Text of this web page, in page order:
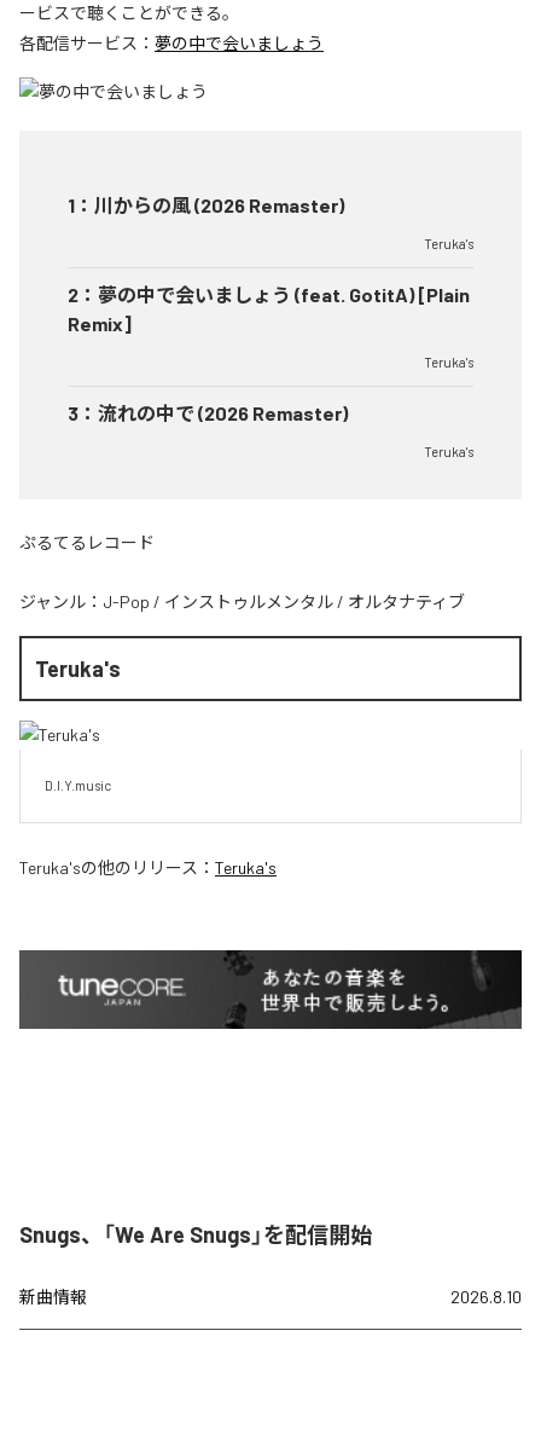
ービスで聴くことができる。
各配信サービス： 夢の中で会いましょう
1 ： 川からの風 (2026 Remaster)
Teruka's
2 ： 夢の中で会いましょう (feat. GotitA) [Plain
Remix]
Teruka's
3 ： 流れの中で (2026 Remaster)
Teruka's
ぷるてるレコード
ジャンル： J-Pop / インストゥルメンタル / オルタナティブ
Teruka's
D.I.Y.music
Teruka'sの他のリリース： Teruka's
Snugs、「We Are Snugs」を配信開始
新曲情報 2026.8.10